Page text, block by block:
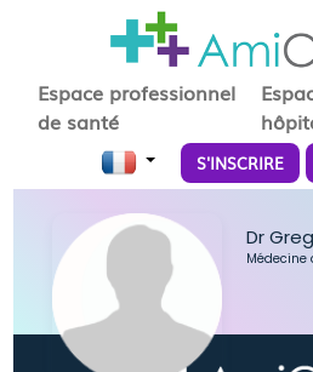
Espace professionnel
de santé
S'INSCRIRE
Dr